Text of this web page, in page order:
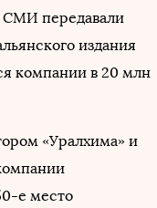
СМИ передавали
издания
компании в 20 млн
«Уралхима» и
е место